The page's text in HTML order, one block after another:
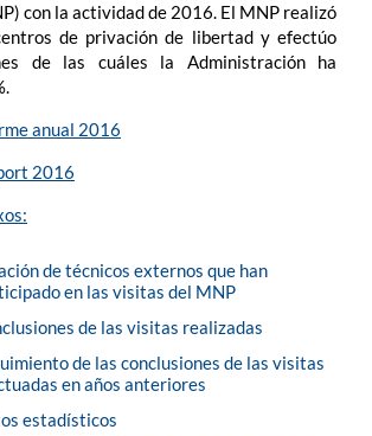
con la actividad de 2016. El MNP realizó
de privación de libertad y efectúo
de las cuáles la Administración ha
anual 2016
2016
de técnicos externos que han
en las visitas del MNP
de las visitas realizadas
de las conclusiones de las visitas
en años anteriores
estadísticos